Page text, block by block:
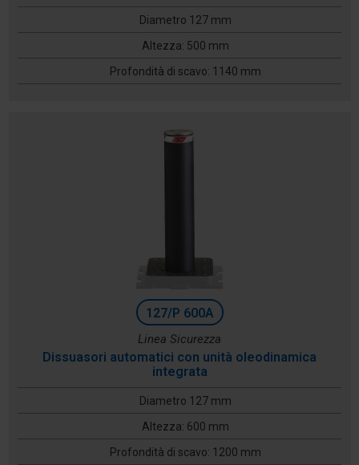
Diametro 127 mm
Altezza: 500 mm
Profondità di scavo: 1140 mm
127/P 600A
Linea Sicurezza
Dissuasori automatici con unità oleodinamica
integrata
Diametro 127 mm
Altezza: 600 mm
Profondità di scavo: 1200 mm